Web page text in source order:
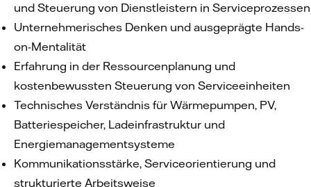
und Steuerung von Dienstleistern in Serviceprozessen
Unternehmerisches Denken und ausgeprägte Hands-
on-Mentalität
Erfahrung in der Ressourcenplanung und
kostenbewussten Steuerung von Serviceeinheiten
Technisches Verständnis für Wärmepumpen, PV,
Batteriespeicher, Ladeinfrastruktur und
Energiemanagementsysteme
Kommunikationsstärke, Serviceorientierung und
strukturierte Arbeitsweise